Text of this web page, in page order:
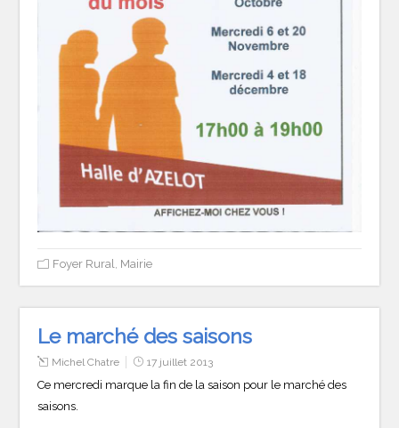
Foyer Rural Mairie
Le marché des saisons
Michel Chatre 17 juillet 2013
Ce mercredi marque la fin de la saison pour le marché des
saisons.